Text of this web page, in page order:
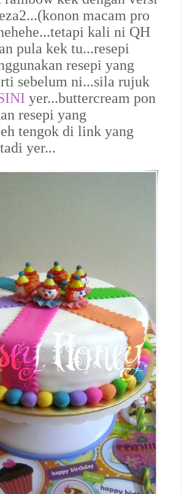
macam pro
kali ni QH
pula kek tu...resepi
resepi yang
sebelum ni...sila rujuk
yer...buttercream pon
resepi yang
tengok di link yang
yer...